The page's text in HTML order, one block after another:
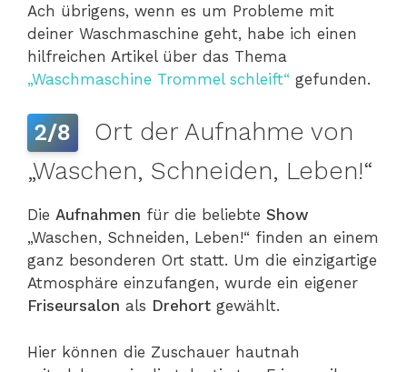
Ach übrigens, wenn es um Probleme mit
deiner Waschmaschine geht, habe ich einen
hilfreichen Artikel über das Thema
„Waschmaschine Trommel schleift“ gefunden.
2/8
Ort der Aufnahme von
„Waschen, Schneiden, Leben!“
Die Aufnahmen für die beliebte Show
„Waschen, Schneiden, Leben!“ finden an einem
ganz besonderen Ort statt. Um die einzigartige
Atmosphäre einzufangen, wurde ein eigener
Friseursalon als Drehort gewählt.
Hier können die Zuschauer hautnah